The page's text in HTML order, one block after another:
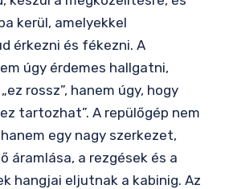
kerül, amelyekkel
érkezni és fékezni. A
úgy érdemes hallgatni,
rossz”, hanem úgy, hogy
tartozhat”. A repülőgép nem
egy nagy szerkezet,
áramlása, a rezgések és a
hangjai eljutnak a kabinig. Az